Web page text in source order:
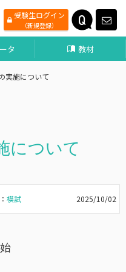
受験生ログイン
（新規登録）
タ 教材
実施について
について
模試 2025/10/02